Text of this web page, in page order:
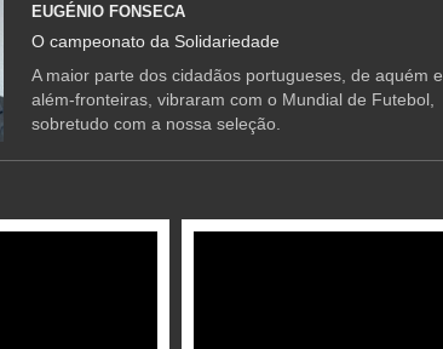
EUGÉNIO FONSECA
O campeonato da Solidariedade
A maior parte dos cidadãos portugueses, de aquém e
além-fronteiras, vibraram com o Mundial de Futebol,
sobretudo com a nossa seleção.